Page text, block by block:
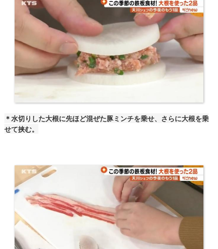
＊水切りした大根に先ほど混ぜた豚ミンチを乗せ、さらに大根を乗
せて挟む。